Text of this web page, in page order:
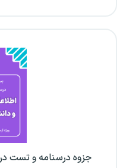
جزوه درسنامه و تست